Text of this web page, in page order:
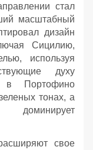
стал
масштабный
дизайн
Сицилию,
используя
духу
в Портофино
тонах, а
свое